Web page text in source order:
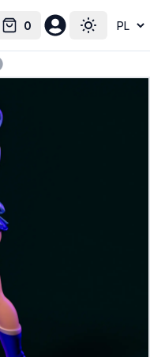
0
Cart Toggle
Select language